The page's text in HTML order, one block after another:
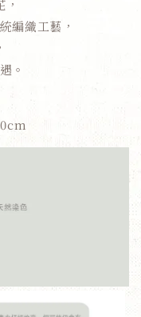
編織工藝，
。